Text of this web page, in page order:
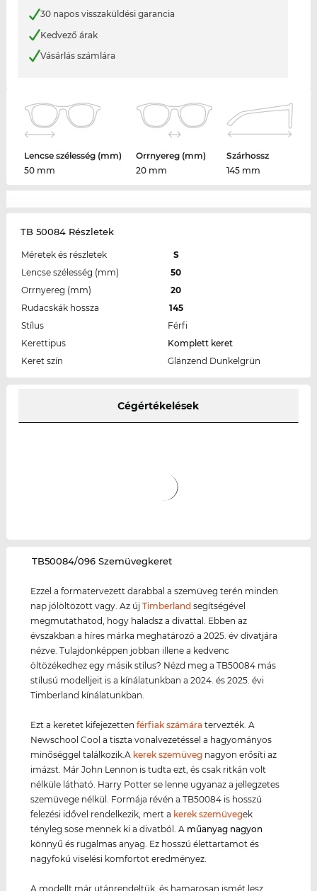
30 napos visszaküldési garancia
Kedvező árak
Vásárlás számlára
Lencse szélesség (mm)
50 mm
Orrnyereg (mm)
20 mm
Szárhossz
145 mm
TB 50084 Részletek
Méretek és részletek
S
Lencse szélesség (mm)
50
Orrnyereg (mm)
20
Rudacskák hossza
145
Stílus
Férfi
Kerettipus
Komplett keret
Keret szín
Glänzend Dunkelgrün
Cégértékelések
‌TB50084/096 Szemüvegkeret
Ezzel a formatervezett darabbal a szemüveg terén minden
nap jólöltözött vagy. Az újTimberland segítségével
megmutathatod, hogy haladsz a divattal. Ebben az
évszakban a híres márka meghatározó a 2025. év divatjára
nézve. Tulajdonképpen jobban illene a kedvenc
öltözékedhez egy másik stílus? Nézd meg a TB50084 más
stílusú modelljeit is a kínálatunkban a 2024. és 2025. évi
Timberland kínálatunkban.
Ezt a keretet kifejezettenférfiak számára tervezték. A
Newschool Cool a tiszta vonalvezetéssel a hagyományos
minőséggel találkozik.A kerek szemüveg nagyon erősíti az
imázst. Már John Lennon is tudta ezt, és csak ritkán volt
nélküle látható. Harry Potter se lenne ugyanaz a jellegzetes
szemüvege nélkül. Formája révén a TB50084 is hosszú
felezési idővel rendelkezik, mert a kerek szemüvegek
tényleg sose mennek ki a divatból. A műanyag nagyon
könnyű és rugalmas anyag. Ez hosszú élettartamot és
nagyfokú viselési komfortot eredményez.
A modellt már utánrendeltük, és hamarosan ismét lesz